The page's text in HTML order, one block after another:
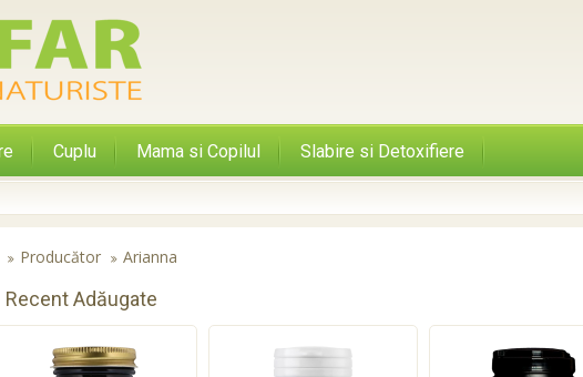
Cuplu Mama si Copilul Slabire si Detoxifiere
Producător Arianna
Recent Adăugate